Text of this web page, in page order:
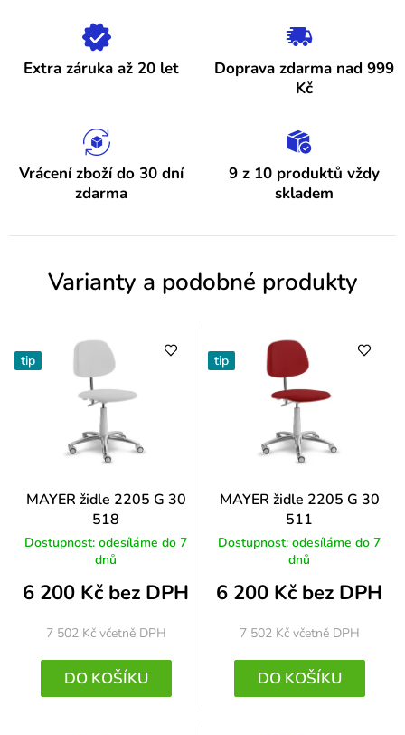
h
o
e
Extra záruka až 20 let
Doprava zdarma nad 999
Kč
Vrácení zboží do 30 dní
zdarma
9 z 10 produktů vždy
skladem
Varianty a podobné produkty
tip
MAYER židle 2205 G 30
518
Dostupnost: odesíláme do 7
dnů
6 200 Kč bez DPH
7 502 Kč včetně DPH
DO KOŠÍKU
tip
MAYER židle 2205 G 30
511
Dostupnost: odesíláme do 7
dnů
6 200 Kč bez DPH
7 502 Kč včetně DPH
DO KOŠÍKU